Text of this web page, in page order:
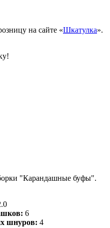
на сайте «Шкатулка».
"Карандашные буфы".
6
шнуров: 4